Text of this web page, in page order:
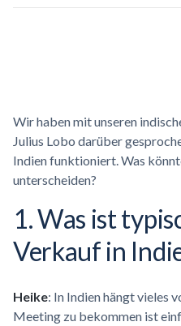
Wir haben mit unseren
Julius Lobo darüber
Indien funktioniert. Was
unterscheiden?
1. Was ist
Verkauf in
Heike: In Indien hängt vieles
Meeting zu bekommen ist